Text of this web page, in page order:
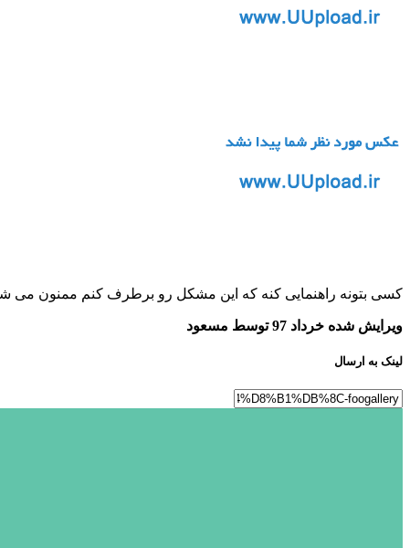
کسی بتونه راهنمایی کنه که این مشکل رو برطرف کنم ممنون می
ویرایش شده خرداد 97 توسط مسعود
لینک به ارسال